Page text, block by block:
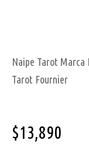
Naipe Tarot Marca
Tarot Fournier
$13,890